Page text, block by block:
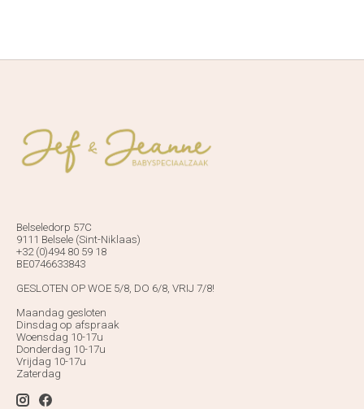
Belseledorp 57C
9111 Belsele (Sint-Niklaas)
+32 (0)494 80 59 18
BE0746633843
GESLOTEN OP WOE 5/8, DO 6/8, VRIJ 7/8!
Maandag gesloten
Dinsdag op afspraak
Woensdag 10-17u
Donderdag 10-17u
Vrijdag 10-17u
Zaterdag